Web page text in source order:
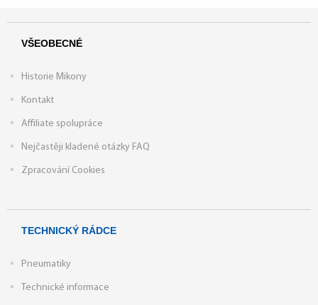
VŠEOBECNÉ
Historie Mikony
Kontakt
Affiliate spolupráce
Nejčastěji kladené otázky FAQ
Zpracování Cookies
TECHNICKÝ RÁDCE
Pneumatiky
Technické informace